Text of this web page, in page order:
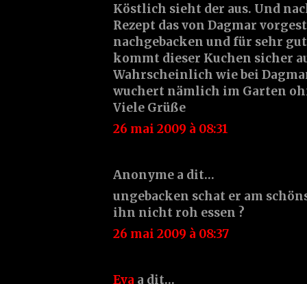
Köstlich sieht der aus. Und
Rezept das von Dagmar
nachgebacken und für sehr
kommt dieser Kuchen sicher
Wahrscheinlich wie bei
wuchert nämlich im Garten
Viele Grüße
26 mai 2009 à 08:31
Anonyme a dit…
ungebacken schat er am
ihn nicht roh essen ?
26 mai 2009 à 08:37
Eva a dit…